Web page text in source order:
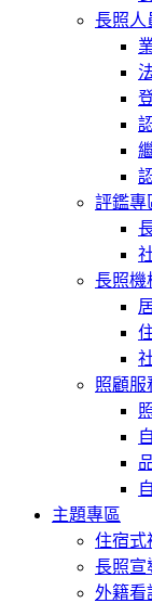
長照人
評鑑專
長照機
照顧服
主題專區
住宿式
長照宣
外籍看